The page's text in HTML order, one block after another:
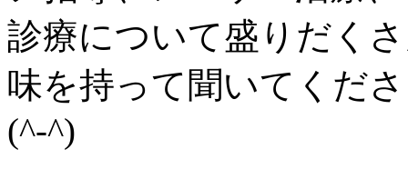
診療について盛りだく
味を持って聞いてくだ
(^-^)